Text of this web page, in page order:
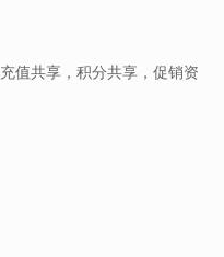
值共享，积分共享，促销资